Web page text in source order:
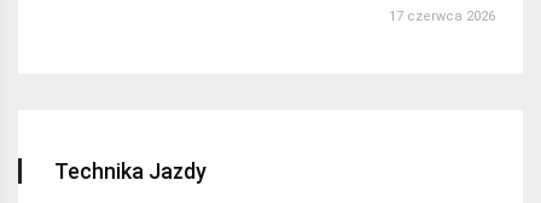
17 czerwca 2026
Technika Jazdy